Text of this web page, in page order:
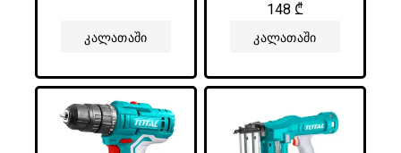
Კალათაში
148₾
Კალათაში